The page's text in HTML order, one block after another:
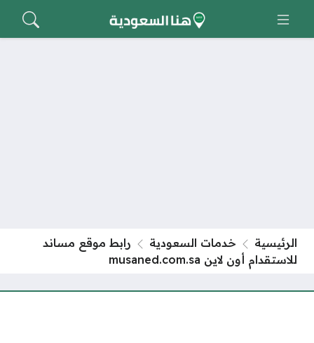
الرئيسية خدمات السعودية
رابط موقع مساند
للاستقدام أون لاين musaned.com.sa